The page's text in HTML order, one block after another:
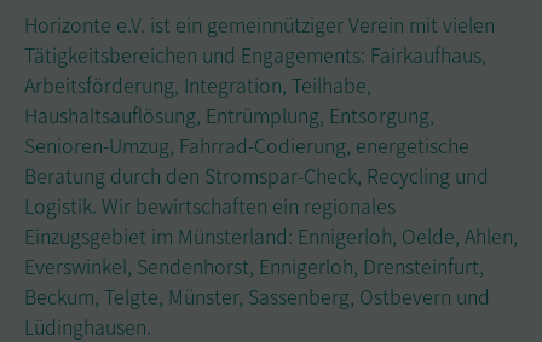
Horizonte e.V. ist ein gemeinnütziger Verein mit vielen
Tätigkeitsbereichen und Engagements: Fairkaufhaus,
Arbeitsförderung, Integration, Teilhabe,
Haushaltsauflösung, Entrümplung, Entsorgung,
Senioren-Umzug, Fahrrad-Codierung, energetische
Beratung durch den Stromspar-Check, Recycling und
Logistik. Wir bewirtschaften ein regionales
Einzugsgebiet im Münsterland: Ennigerloh, Oelde, Ahlen,
Everswinkel, Sendenhorst, Ennigerloh, Drensteinfurt,
Beckum, Telgte, Münster, Sassenberg, Ostbevern und
Lüdinghausen.